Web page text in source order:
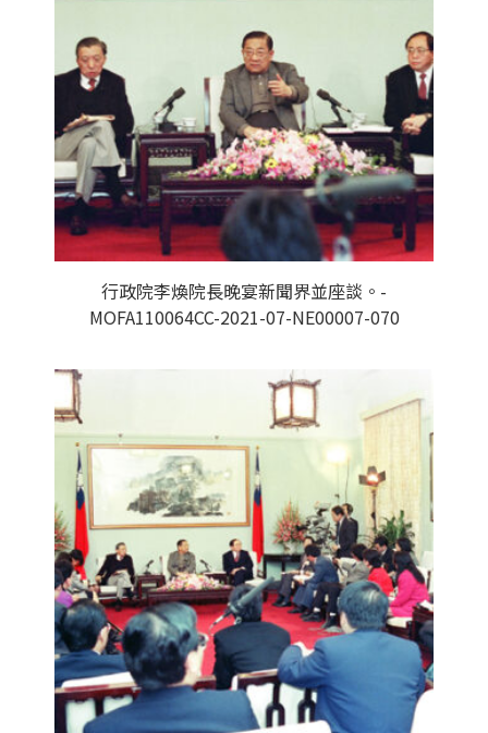
行政院李煥院長晚宴新聞界並座談。-
MOFA110064CC-2021-07-NE00007-070